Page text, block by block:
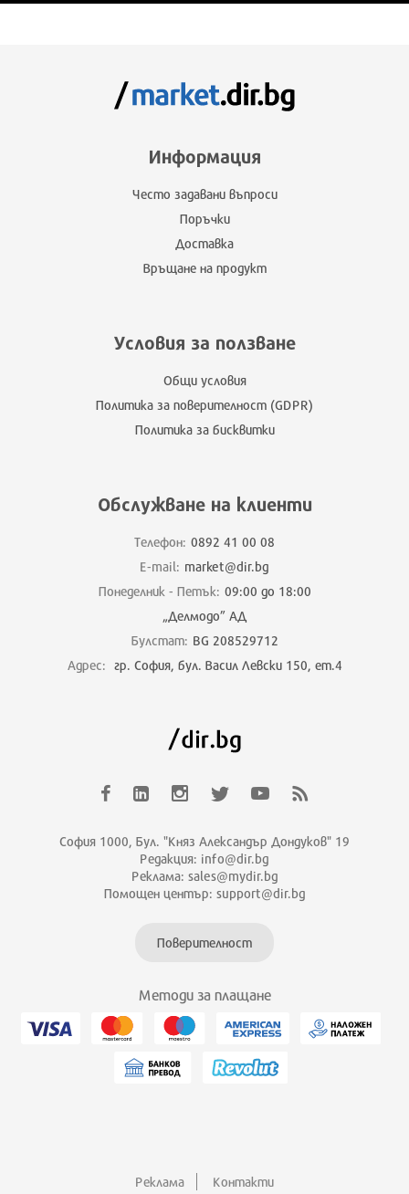
Информация
Често задавани въпроси
Поръчки
Доставка
Връщане на продукт
Условия за ползване
Общи условия
Политика за поверителност (GDPR)
Политика за бисквитки
Обслужване на клиенти
Телефон: 0892 41 00 08
E-mail: market@dir.bg
Понеделник - Петък: 09:00 до 18:00
„Делмодо” АД
Булстат: BG 208529712
Адрес: гр. София, бул. Васил Левски 150, ет.4
София 1000, Бул. "Княз Александър Дондуков" 19
Редакция: info@dir.bg
Реклама: sales@mydir.bg
Помощен център: support@dir.bg
Поверителност
Методи за плащане
Реклама Контакти